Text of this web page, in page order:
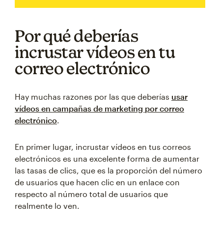
Por qué deberías
incrustar vídeos en tu
correo electrónico
Hay muchas razones por las que deberías usar
vídeos en campañas de marketing por correo
electrónico.
En primer lugar, incrustar vídeos en tus correos
electrónicos es una excelente forma de aumentar
las tasas de clics, que es la proporción del número
de usuarios que hacen clic en un enlace con
respecto al número total de usuarios que
realmente lo ven.